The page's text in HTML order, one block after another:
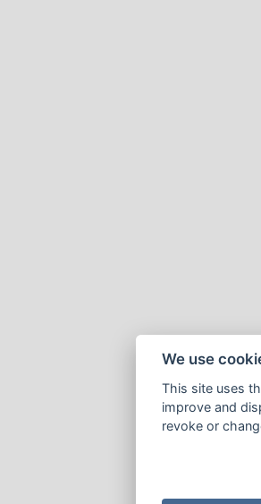
We use
This site uses
improve and
revoke or